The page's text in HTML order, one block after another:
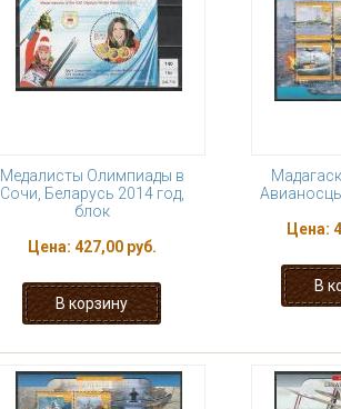
Медалисты Олимпиады в
Сочи, Беларусь 2014 год,
блок
Цена: 427,00 руб.
Цена: